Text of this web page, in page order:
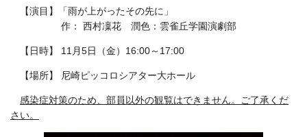
【演目】「雨が上がったその先に」
作： 西村凜花 潤色：雲雀丘学園演劇部
【日時】 11月5日（金）16:00～17:00
【場所】 尼崎ピッコロシアター大ホール
感染症対策のため、部員以外の観覧はできません。ご了承くだ
さい。